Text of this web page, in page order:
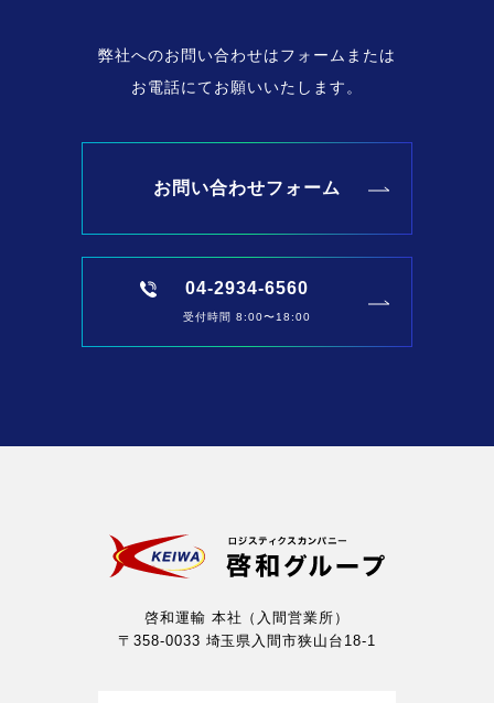
弊社へのお問い合わせはフォームまたは
お電話にてお願いいたします。
お問い合わせフォーム
04-2934-6560
受付時間 8:00〜18:00
啓和運輸 本社（入間営業所）
〒358-0033 埼玉県入間市狭山台18-1